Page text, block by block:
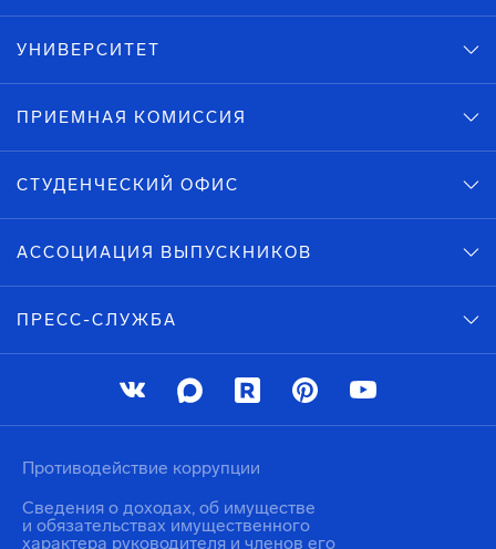
УНИВЕРСИТЕТ
ПРИЕМНАЯ КОМИССИЯ
СТУДЕНЧЕСКИЙ ОФИС
АССОЦИАЦИЯ ВЫПУСКНИКОВ
ПРЕСС-СЛУЖБА
Противодействие коррупции
Сведения о доходах, об имуществе
и обязательствах имущественного
характера руководителя и членов его